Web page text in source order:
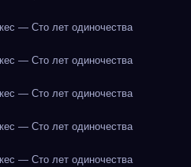
— Сто лет одиночества
— Сто лет одиночества
— Сто лет одиночества
— Сто лет одиночества
— Сто лет одиночества